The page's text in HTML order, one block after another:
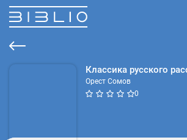
Классика русского
Орест Сомов
0